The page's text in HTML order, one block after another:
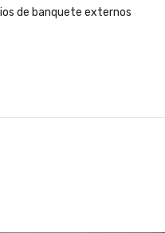
de banquete externos